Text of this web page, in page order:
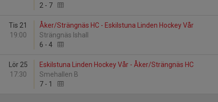
2 - 7
Tis 21
19:00
Åker/Strängnäs HC - Eskilstuna Linden Hockey Vår
Strängnäs Ishall
6 - 4
Lör 25
17:30
Eskilstuna Linden Hockey Vår - Åker/Strängnäs HC
Smehallen B
7 - 1